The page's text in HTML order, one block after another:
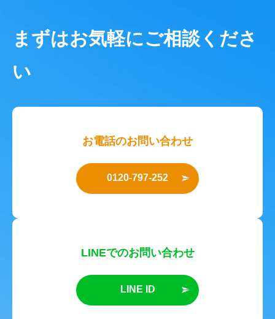
まずはお気軽にご相談くださ
い
お電話のお問い合わせ
0120-797-252
LINEでのお問い合わせ
LINE ID